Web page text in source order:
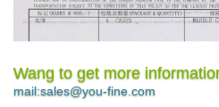
Wang to get more
mail:sales@you-fine.com